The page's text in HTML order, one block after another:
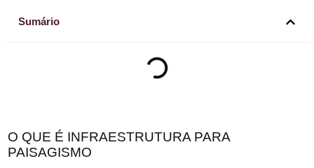
Sumário
O QUE É INFRAESTRUTURA PARA
PAISAGISMO